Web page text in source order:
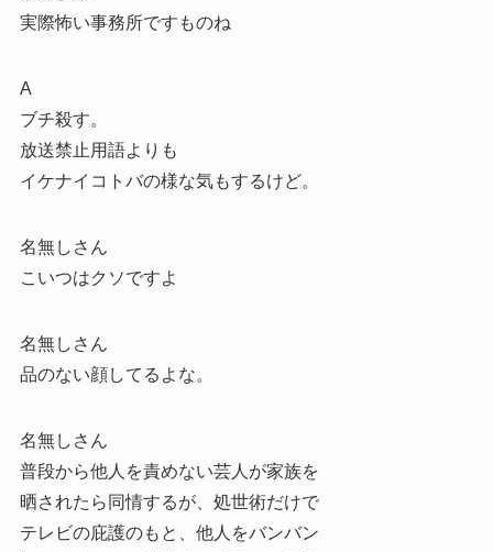
実際怖い事務所ですものね
A
ブチ殺す。
放送禁止用語よりも
イケナイコトバの様な気もするけど。
名無しさん
こいつはクソですよ
名無しさん
品のない顔してるよな。
名無しさん
普段から他人を責めない芸人が家族を
晒されたら同情するが、処世術だけで
テレビの庇護のもと、他人をバンバン